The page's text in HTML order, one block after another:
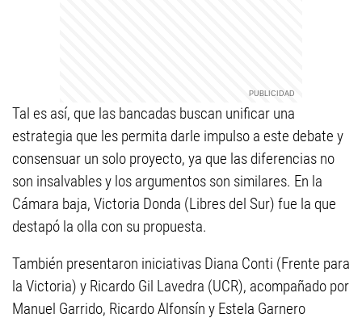
Tal es así, que las bancadas buscan unificar una
estrategia que les permita darle impulso a este debate y
consensuar un solo proyecto, ya que las diferencias no
son insalvables y los argumentos son similares. En la
Cámara baja, Victoria Donda (Libres del Sur) fue la que
destapó la olla con su propuesta.
También presentaron iniciativas Diana Conti (Frente para
la Victoria) y Ricardo Gil Lavedra (UCR), acompañado por
Manuel Garrido, Ricardo Alfonsín y Estela Garnero